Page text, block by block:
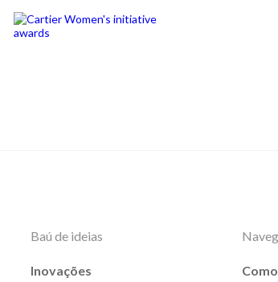
Baú de ideias
Inovações